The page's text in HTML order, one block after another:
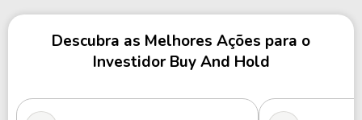
Descubra as Melhores Ações para o
Investidor Buy And Hold